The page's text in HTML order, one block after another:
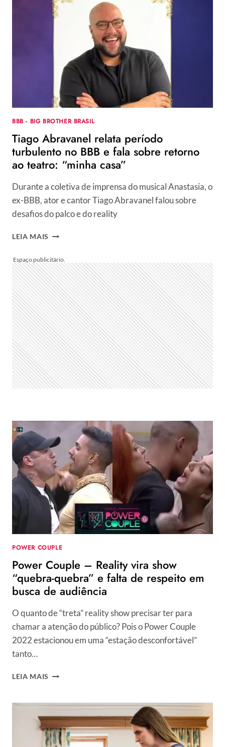
SOBRE
REPESCAGEM
ELIMINADOS
BBB - BIG BROTHER BRASIL
Tiago Abravanel relata período
turbulento no BBB e fala sobre retorno
ao teatro: “minha casa”
Durante a coletiva de imprensa do musical Anastasia, o
ex-BBB, ator e cantor Tiago Abravanel falou sobre
desafios do palco e do reality
LEIA MAIS TIAGO
PERÍODO
TURBULENTO
NO
BBB
E
FALA
SOBRE
RETORNO
AO
TEATRO:
“MINHA
CASA”
POWER COUPLE
Power Couple – Reality vira show
“quebra-quebra” e falta de respeito em
busca de audiência
O quanto de “treta” reality show precisar ter para
chamar a atenção do público? Pois o Power Couple
2022 estacionou em uma “estação desconfortável”
tanto…
LEIA MAIS POWER
REALITY
VIRA
SHOW
“QUEBRA-